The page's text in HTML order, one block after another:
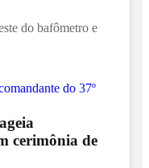
do bafômetro e
cerimônia de